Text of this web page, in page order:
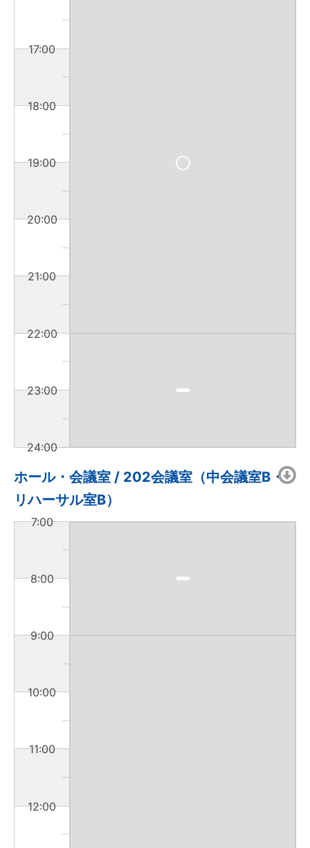
17:00
18:00
19:00
20:00
21:00
22:00
23:00
24:00
ホール・会議室 / 202会議室（中会議室B・
リハーサル室B）
7:00
8:00
9:00
10:00
11:00
12:00